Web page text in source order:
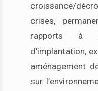
croissance/
crises,
rapports à
d’implantation,
aménagement
sur